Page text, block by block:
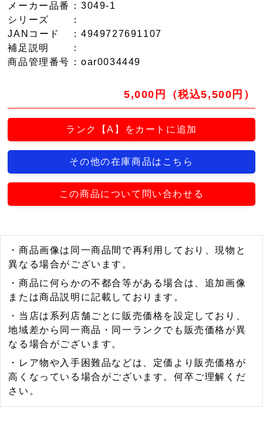
メーカー品番
：3049-1
シリーズ
：
JANコード
：4949727691107
補足説明
：
商品管理番号 ：oar0034449
5,000円（税込5,500円）
ランク【A】をカートに追加
その他の在庫商品はこちら
この商品について問い合わせる
・商品画像は同一商品間で再利用しており、現物と
異なる場合がございます。
・商品に何らかの不都合等がある場合は、追加画像
または商品説明に記載しております。
・当店は系列店舗ごとに販売価格を設定しており、
地域差から同一商品・同一ランクでも販売価格が異
なる場合がございます。
・レア物や入手困難品などは、定価より販売価格が
高くなっている場合がございます。何卒ご理解くだ
さい。